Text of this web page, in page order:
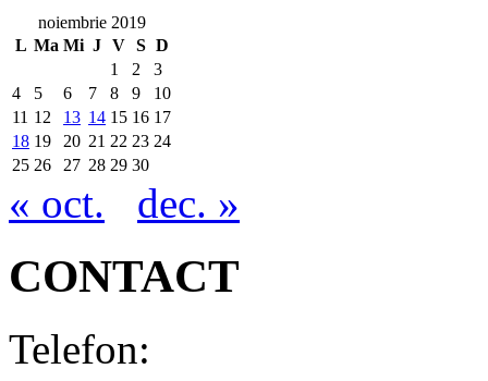
noiembrie 2019
L Ma Mi J V S D
1
2
3
4
5 6 7 8 9
10
11 12 13 14 15 16 17
18 19 20 21 22 23 24
25 26 27 28 29 30
« oct. dec. »
CONTACT
Telefon: